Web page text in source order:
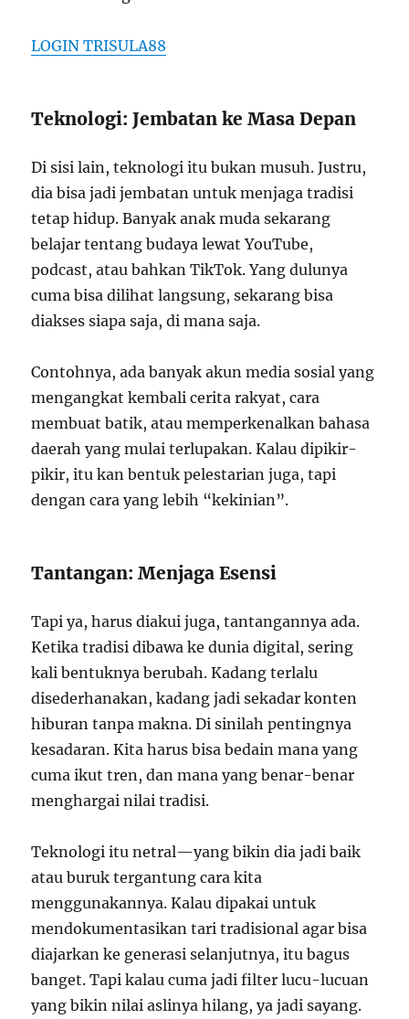
LOGIN TRISULA88
Teknologi: Jembatan ke Masa Depan
Di sisi lain, teknologi itu bukan musuh. Justru,
dia bisa jadi jembatan untuk menjaga tradisi
tetap hidup. Banyak anak muda sekarang
belajar tentang budaya lewat YouTube,
podcast, atau bahkan TikTok. Yang dulunya
cuma bisa dilihat langsung, sekarang bisa
diakses siapa saja, di mana saja.
Contohnya, ada banyak akun media sosial yang
mengangkat kembali cerita rakyat, cara
membuat batik, atau memperkenalkan bahasa
daerah yang mulai terlupakan. Kalau dipikir-
pikir, itu kan bentuk pelestarian juga, tapi
dengan cara yang lebih “kekinian”.
Tantangan: Menjaga Esensi
Tapi ya, harus diakui juga, tantangannya ada.
Ketika tradisi dibawa ke dunia digital, sering
kali bentuknya berubah. Kadang terlalu
disederhanakan, kadang jadi sekadar konten
hiburan tanpa makna. Di sinilah pentingnya
kesadaran. Kita harus bisa bedain mana yang
cuma ikut tren, dan mana yang benar-benar
menghargai nilai tradisi.
Teknologi itu netral—yang bikin dia jadi baik
atau buruk tergantung cara kita
menggunakannya. Kalau dipakai untuk
mendokumentasikan tari tradisional agar bisa
diajarkan ke generasi selanjutnya, itu bagus
banget. Tapi kalau cuma jadi filter lucu-lucuan
yang bikin nilai aslinya hilang, ya jadi sayang.